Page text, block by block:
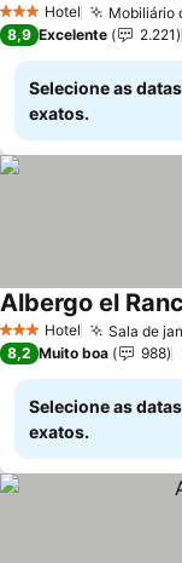
3 EstrelasHotel Mobiliário
8,9 Excelente 2.221
Selecione as
exatos.
3 EstrelasHotel Sala de
Albergo el
8,2 Muito boa 988
Selecione as
exatos.